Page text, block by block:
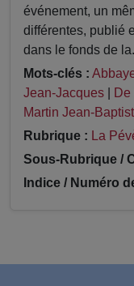
événement, un
différentes, publié
dans le fonds de
Mots-clés :
Jean-Jacques
Martin Jean-
Rubrique : La
Sous-Rubrique /
Indice / Numéro